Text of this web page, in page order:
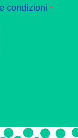
condizioni